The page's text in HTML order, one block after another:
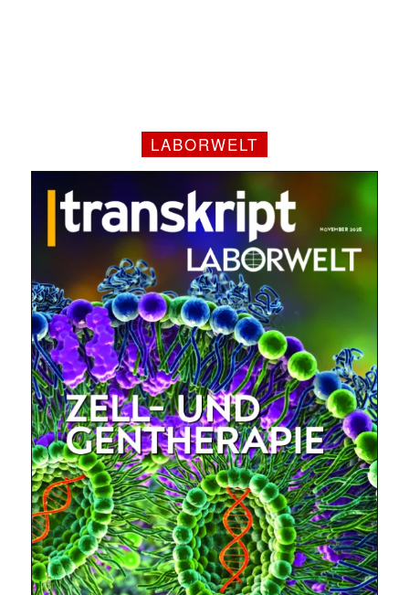
LABORWELT